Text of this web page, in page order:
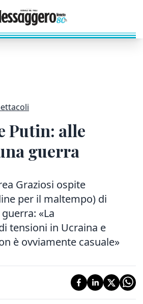
Putin: alle
guerra
Graziosi ospite
per il maltempo) di
«La
tensioni in Ucraina e
è ovviamente casuale»